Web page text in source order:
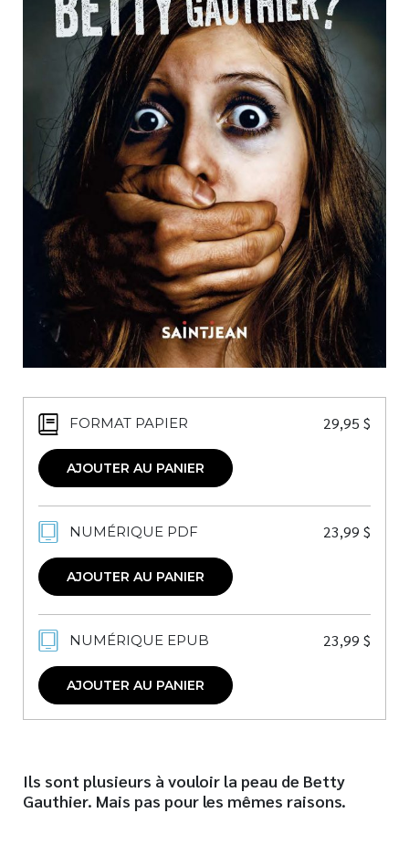
Nouveautés
Numérique
Livres audio
Meilleurs vendeurs
Page vedette
AUTEURS
À PROPOS
CONTACT
FORMAT PAPIER 29,95 $
AJOUTER AU PANIER
NUMÉRIQUE PDF 23,99 $
AJOUTER AU PANIER
NUMÉRIQUE EPUB 23,99 $
AJOUTER AU PANIER
Ils sont plusieurs à vouloir la peau de Betty
Gauthier. Mais pas pour les mêmes raisons.